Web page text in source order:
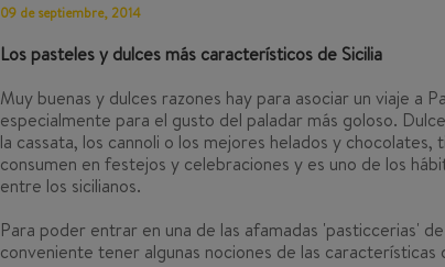
09 de septiembre, 2014
Los pasteles y dulces más característicos de Sicilia
Muy buenas y dulces razones hay para asociar un viaje a
especialmente para el gusto del paladar más goloso.
la cassata, los cannoli o los mejores helados y chocolates,
consumen en festejos y celebraciones y es uno de los
entre los sicilianos.
Para poder entrar en una de las afamadas 'pasticcerias'
conveniente tener algunas nociones de las